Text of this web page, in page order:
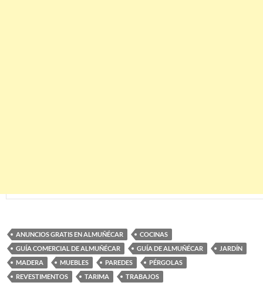
ANUNCIOS GRATIS EN ALMUÑÉCAR
COCINAS
GUÍA COMERCIAL DE ALMUÑÉCAR
GUÍA DE ALMUÑÉCAR
JARDÍN
MADERA
MUEBLES PAREDES
PÉRGOLAS
REVESTIMENTOS
TARIMA TRABAJOS